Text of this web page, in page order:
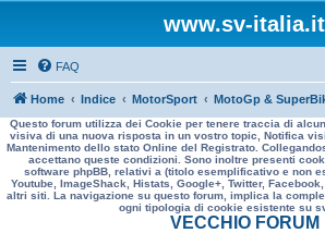
www.sv-italia.it
FAQ
Home Indice MotorSport MotoGp &
Questo forum utilizza dei Cookie per tenere traccia di
visiva di una nuova risposta in un vostro topic, Notifica
Mantenimento dello stato Online del Registrato.
accettano queste condizioni. Sono inoltre presenti
software phpBB, relativi a (titolo esemplificativo e non
Youtube, ImageShack, Histats, Google+, Twitter,
altri siti. La navigazione su questo forum, implica la
ogni tipologia di cookie esistente su
VECCHIO FORUM